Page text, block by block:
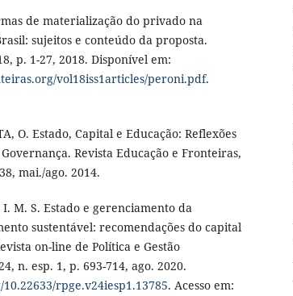
de materialização do privado na
sujeitos e conteúdo da proposta.
p. 1-27, 2018. Disponível em:
vol18iss1articles/peroni.pdf.
O. Estado, Capital e Educação: Reflexões
Revista Educação e Fronteiras,
mai./ago. 2014.
I. M. S. Estado e gerenciamento da
sustentável: recomendações do capital
on-line de Política e Gestão
n. esp. 1, p. 693-714, ago. 2020.
rpge.v24iesp1.13785. Acesso em: